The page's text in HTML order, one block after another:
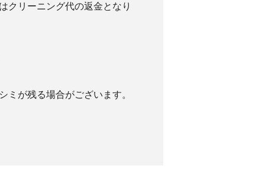
クリーニング代の返金となり
ミが残る場合がございます。